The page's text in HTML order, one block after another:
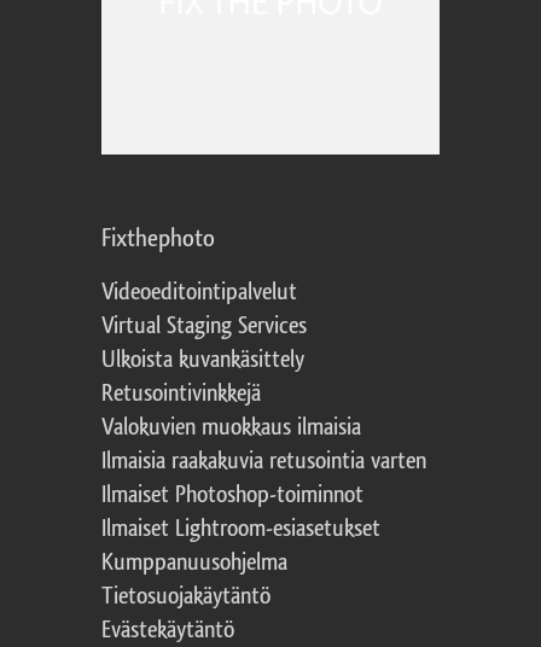
Fixthephoto
Videoeditointipalvelut
Virtual Staging Services
Ulkoista kuvankäsittely
Retusointivinkkejä
Valokuvien muokkaus ilmaisia
Ilmaisia raakakuvia retusointia varten
Ilmaiset Photoshop-toiminnot
Ilmaiset Lightroom-esiasetukset
Kumppanuusohjelma
Tietosuojakäytäntö
Evästekäytäntö